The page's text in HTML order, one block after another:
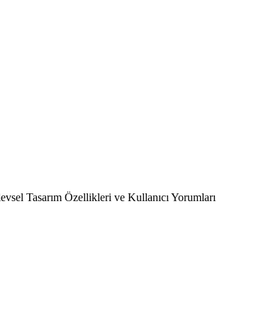
Tasarım Özellikleri ve Kullanıcı Yorumları